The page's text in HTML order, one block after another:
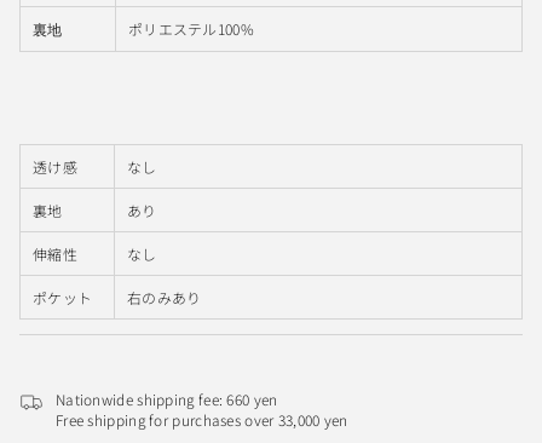
裏地 ポリエステル100%
透け感 なし
裏地 あり
伸縮性 なし
ポケット 右のみあり
Nationwide shipping fee: 660 yen
Free shipping for purchases over 33,000 yen